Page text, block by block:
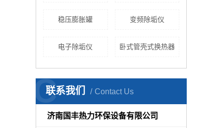
稳压膨胀罐 变频除垢仪
电子除垢仪 卧式管壳式换热器
联系我们 Contact Us
C
济南国丰热力环保设备有限公司